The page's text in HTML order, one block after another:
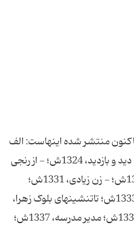
تاکنون منتشر شده اینهاست: الف
ـ داستانها و سرنامه‎ها و مقالات: - دید و بازدید، 1324ش؛ - از رنجی
که می‎بریم، 1326ش؛ سه تار، 1327ش؛ - زن زیادی، 1331ش؛
اورازان، 1333ش؛ - هفت مقاله، 1333ش؛ تات‎نشینهای بلوک زهرا،
1337ش؛ - سرگذشت کندوها، 1337ش؛ مدیر مدرسه، 1337ش؛